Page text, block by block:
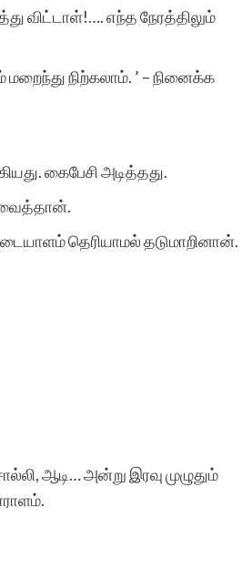
விட்டாள்!…. எந்த நேரத்திலும்
மறைந்து நிற்கலாம். ’ – நினைக்க
கைபேசி அடித்தது.
வைத்தான்.
தெரியாமல் தடுமாறினான்.
ஆடி… அன்று இரவு முழுதும்
எழுத்தாளர்களால்
பொக்கிஷம்.
ஆரம்ப கட்ட
நல்ல
அடித்தளம் அமைத்து
இங்கே பெருமையுடன்